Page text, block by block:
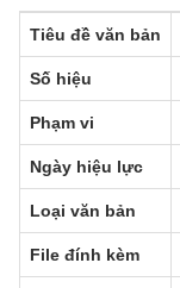
Tiêu đề văn bản
Số hiệu
Phạm vi
Ngày hiệu lực
Loại văn bản
File đính kèm